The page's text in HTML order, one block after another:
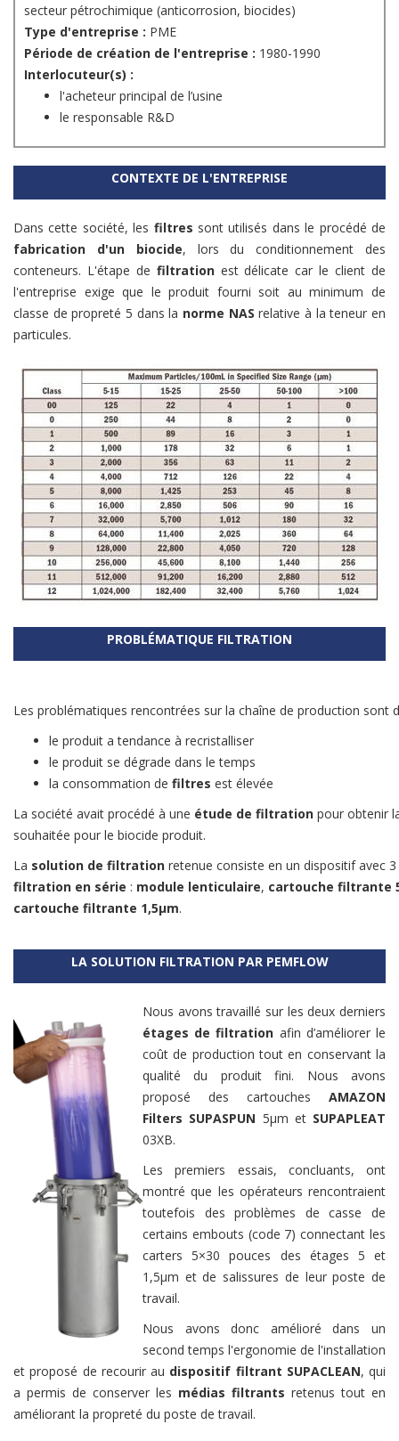
secteur pétrochimique (anticorrosion, biocides)
Type d'entreprise : PME
Période de création de l'entreprise : 1980-1990
Interlocuteur(s) :
l'acheteur principal de l’usine
le responsable R&D
CONTEXTE DE L'ENTREPRISE
Dans cette société, les filtres sont utilisés dans le procédé de
fabrication d'un biocide, lors du conditionnement des
conteneurs. L'étape de filtrationest délicate car le client de
l'entreprise exige que le produit fourni soit au minimum de
classe de propreté 5 dans la norme NAS relative à la teneur en
particules.
PROBLÉMATIQUE FILTRATION
Les problématiques rencontrées sur la chaîne de production sont
le produit a tendance à recristalliser
le produit se dégrade dans le temps
la consommation de filtres est élevée
La société avait procédé à une étude de filtration pour obtenir
souhaitée pour le biocide produit.
La solution de filtration retenue consiste en un dispositif avec
filtration en série : module lenticulaire, cartouche filtrante
cartouche filtrante 1,5µm.
LA SOLUTION FILTRATION PAR PEMFLOW
Nous avons travaillé sur les deux derniers
étages de filtration afin d’améliorer le
coût de production tout en conservant la
qualité du produit fini. Nous avons
proposé des cartouches AMAZON
Filters SUPASPUN 5µm et SUPAPLEAT
03XB.
Les premiers essais, concluants, ont
montré que les opérateurs rencontraient
toutefois des problèmes de casse de
certains embouts (code 7) connectant les
carters 5×30 pouces des étages 5 et
1,5µm et de salissures de leur poste de
travail.
Nous avons donc amélioré dans un
second temps l'ergonomie de l'installation
et proposé de recourir au dispositif filtrant SUPACLEAN, qui
a permis de conserver les médias filtrants retenus tout en
améliorant la propreté du poste de travail.